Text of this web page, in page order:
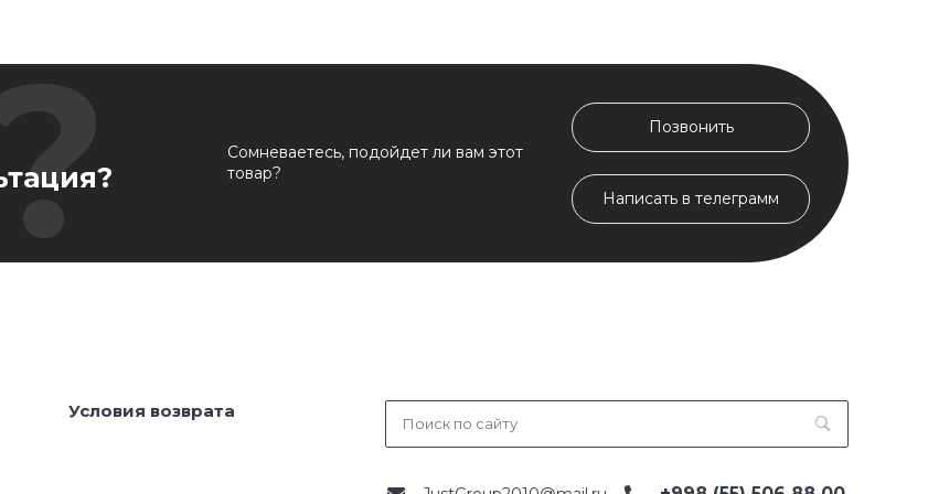
Сомневаетесь, подойдет ли вам этот
товар?
Позвонить
Написать в телеграмм
Условия возврата